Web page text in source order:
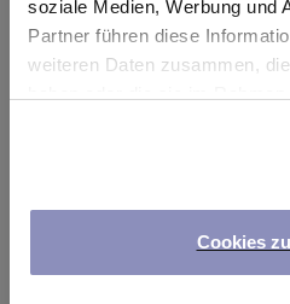
soziale Medien, Werbung und
Partner führen diese
weiteren Daten zusammen,
anpassen oder widerrufen.
Cookies
Something went wrong.
app